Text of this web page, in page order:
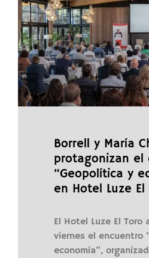
Borrell y María
protagonizan el
“Geopolítica y
en Hotel Luze El
El Hotel Luze El Toro
viernes el encuentro
economía”,